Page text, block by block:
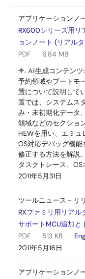
アプリケーションノ
RX600シリーズ用リ
ョンノート (リアル
PDF
6.84 MB
AI生成コンテンツ:
予約領域やブートモ
置について説明して
置では、システムス
み・未初期化データ
領域などのセクショ
HEWを用い、エミ
OS対応デバッグ機能
修正する方法を解説
タスクトレース、OS
2011年5月31日
ツールニュース－リ
RXファミリ用リア
サポートMCU追加と
PDF
513 KB
2011年5月16日
アプリケーションノ